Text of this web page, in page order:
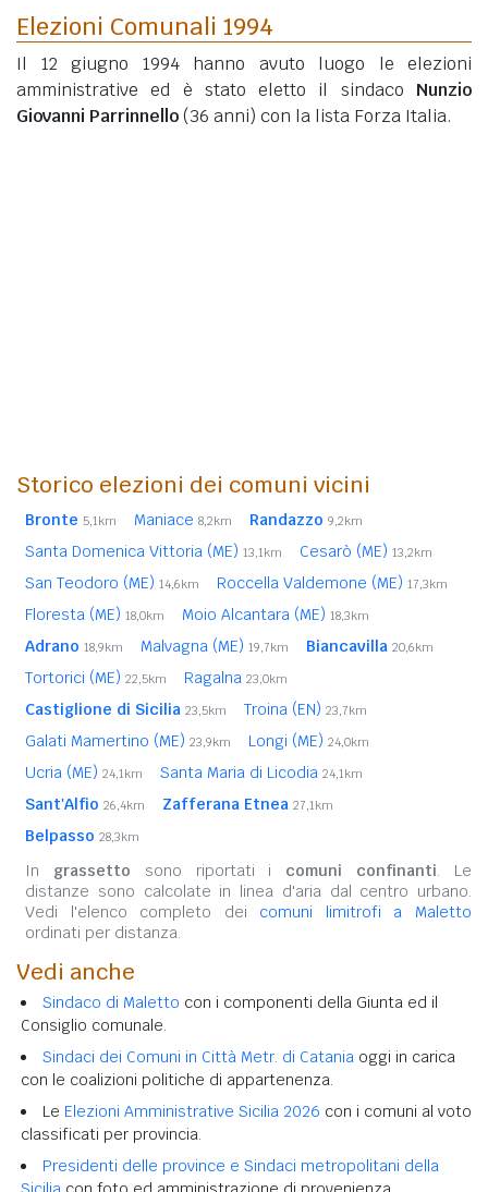
Elezioni Comunali 1994
Il 12 giugno 1994 hanno avuto luogo le elezioni
amministrative ed è stato eletto il sindaco Nunzio
Giovanni Parrinnello(36 anni) con la lista Forza Italia.
Storico elezioni dei comuni vicini
Bronte 5,1km Maniace 8,2km Randazzo 9,2km
Santa Domenica Vittoria (ME) 13,1km Cesarò (ME) 13,2km
San Teodoro (ME) 14,6km Roccella Valdemone (ME) 17,3km
Floresta (ME) 18,0km Moio Alcantara (ME) 18,3km
Adrano 18,9km Malvagna (ME) 19,7km Biancavilla 20,6km
Tortorici (ME) 22,5km Ragalna 23,0km
Castiglione di Sicilia 23,5km Troina (EN) 23,7km
Galati Mamertino (ME) 23,9km Longi (ME) 24,0km
Ucria (ME) 24,1km Santa Maria di Licodia 24,1km
Sant'Alfio 26,4km Zafferana Etnea 27,1km
Belpasso 28,3km
In grassetto sono riportati i comuni confinanti. Le
distanze sono calcolate in linea d'aria dal centro urbano.
Vedi l'elenco completo dei comuni limitrofi a Maletto
ordinati per distanza.
Vedi anche
Sindaco di Maletto con i componenti della Giunta ed il
Consiglio comunale.
Sindaci dei Comuni in Città Metr. di Catania oggi in carica
con le coalizioni politiche di appartenenza.
Le Elezioni Amministrative Sicilia 2026 con i comuni al voto
classificati per provincia.
Presidenti delle province e Sindaci metropolitani della